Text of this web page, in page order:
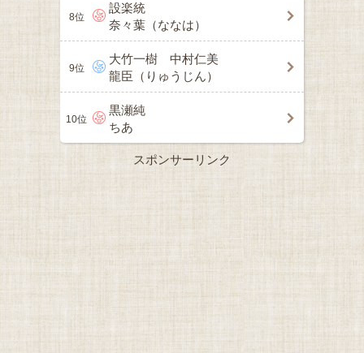
8位
設楽統
奈々葉（ななは）
9位
大竹一樹 中村仁美
龍臣（りゅうじん）
10位
黒瀬純
ちあ
スポンサーリンク